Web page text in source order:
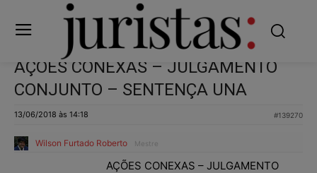
AÇÕES CONEXAS – JULGAMENTO
CONJUNTO – SENTENÇA UNA
13/06/2018 às 14:18 #139270
Wilson Furtado Roberto Mestre
AÇÕES CONEXAS – JULGAMENTO